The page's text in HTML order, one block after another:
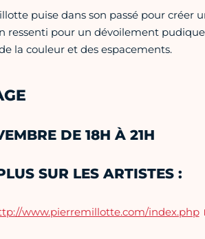
puise dans son passé pour
ressenti pour un dévoilement
la couleur et des espacements.
DE 18H À 21H
SUR LES ARTISTES :
www.pierremillotte.com/index.php